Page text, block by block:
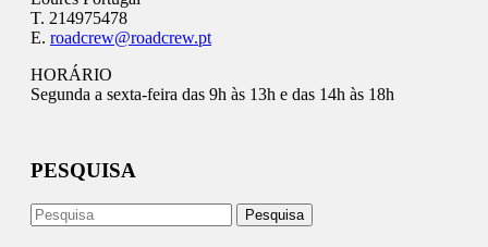
T. 214975478
E. roadcrew@roadcrew.pt
HORÁRIO
Segunda a sexta-feira das 9h às 13h e das 14h às 18h
PESQUISA